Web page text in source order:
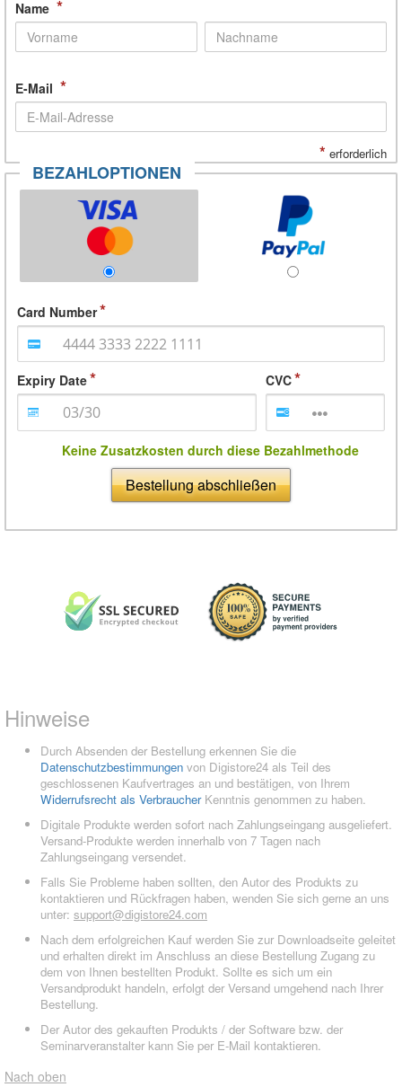
Name *
E-Mail *
* erforderlich
BEZAHLOPTIONEN
Card Number
Expiry Date CVC
Keine Zusatzkosten durch diese Bezahlmethode
Bestellung abschließen
Hinweise
Durch Absenden der Bestellung erkennen Sie die
Datenschutzbestimmungen von Digistore24 als Teil des
geschlossenen Kaufvertrages an und bestätigen, von Ihrem
Widerrufsrecht als VerbraucherKenntnis genommen zu haben.
Digitale Produkte werden sofort nach Zahlungseingang ausgeliefert.
Versand-Produkte werden innerhalb von 7 Tagen nach
Zahlungseingang versendet.
Falls Sie Probleme haben sollten, den Autor des Produkts zu
kontaktieren und Rückfragen haben, wenden Sie sich gerne an uns
unter: support@digistore24.com
Nach dem erfolgreichen Kauf werden Sie zur Downloadseite geleitet
und erhalten direkt im Anschluss an diese Bestellung Zugang zu
dem von Ihnen bestellten Produkt. Sollte es sich um ein
Versandprodukt handeln, erfolgt der Versand umgehend nach Ihrer
Bestellung.
Der Autor des gekauften Produkts / der Software bzw. der
Seminarveranstalter kann Sie per E-Mail kontaktieren.
Nach oben